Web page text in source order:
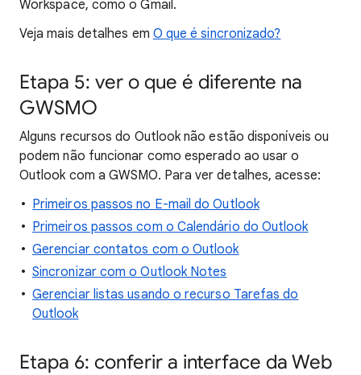
Workspace, como o Gmail.
Veja mais detalhes em O que é sincronizado?
Etapa 5: ver o que é diferente na
GWSMO
Alguns recursos do Outlook não estão disponíveis ou
podem não funcionar como esperado ao usar o
Outlook com a GWSMO. Para ver detalhes, acesse:
Primeiros passos no E-mail do Outlook
Primeiros passos com o Calendário do Outlook
Gerenciar contatos com o Outlook
Sincronizar com o Outlook Notes
Gerenciar listas usando o recurso Tarefas do
Outlook
Etapa 6: conferir a interface da Web